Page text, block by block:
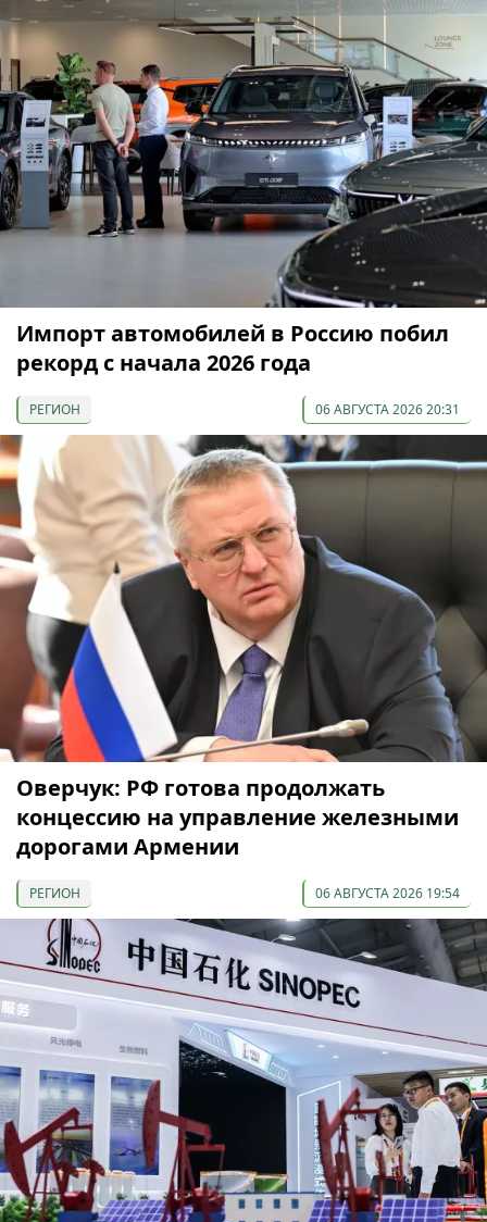
Импорт автомобилей в Россию побил
рекорд с начала 2026 года
РЕГИОН 06 АВГУСТА 2026 20:31
Оверчук: РФ готова продолжать
концессию на управление железными
дорогами Армении
РЕГИОН 06 АВГУСТА 2026 19:54